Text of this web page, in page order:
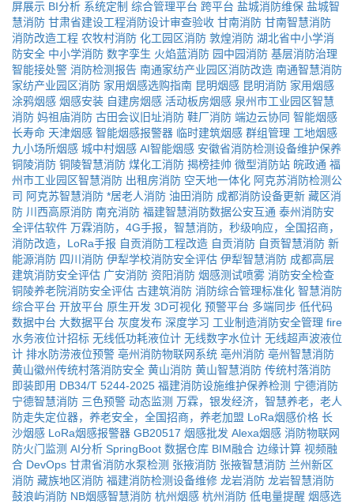
屏展示 BI分析 系统定制 综合管理平台 跨平台 盐城消防维保 盐城智
慧消防 甘肃省建设工程消防设计审查验收 甘南消防 甘南智慧消防
消防改造工程 农牧村消防 化工园区消防 敦煌消防 湖北省中小学消
防安全 中小学消防 数字孪生 火焰蓝消防 园中园消防 基层消防治理
智能接处警 消防检测报告 南通家纺产业园区消防改造 南通智慧消防
家纺产业园区消防 家用烟感选购指南 昆明烟感 昆明消防 家用烟感
涂鸦烟感 烟感安装 自建房烟感 活动板房烟感 泉州市工业园区智慧
消防 妈祖庙消防 古田会议旧址消防 鞋厂消防 端边云协同 智能烟感
长寿命 天津烟感 智能烟感报警器 临时建筑烟感 群组管理 工地烟感
九小场所烟感 城中村烟感 AI智能烟感 安徽省消防检测设备维护保养
铜陵消防 铜陵智慧消防 煤化工消防 揭榜挂帅 微型消防站 皖政通 福
州市工业园区智慧消防 出租房消防 空天地一体化 阿克苏消防检测公
司 阿克苏智慧消防 *居老人消防 油田消防 成都消防设备更新 藏区消
防 川西高原消防 南充消防 福建智慧消防数据公安互通 泰州消防安
全评估软件 万霖消防，4G手报，智慧消防，秒级响应，全国招商，
消防改造，LoRa手报 自贡消防工程改造 自贡消防 自贡智慧消防 新
能源消防 四川消防 伊犁学校消防安全评估 伊犁智慧消防 成都高层
建筑消防安全评估 广安消防 资阳消防 烟感测试喷雾 消防安全检查
铜陵养老院消防安全评估 古建筑消防 消防综合管理标准化 智慧消防
综合平台 开放平台 原生开发 3D可视化 预警平台 多端同步 低代码
数据中台 大数据平台 灰度发布 深度学习 工业制造消防安全管理 fire
水务液位计招标 无线低功耗液位计 无线数字水位计 无线超声波液位
计 排水防涝液位预警 亳州消防物联网系统 亳州消防 亳州智慧消防
黄山徽州传统村落消防安全 黄山消防 黄山智慧消防 传统村落消防
即装即用 DB34/T 5244-2025 福建消防设施维护保养检测 宁德消防
宁德智慧消防 三色预警 动态监测 万霖，银发经济，智慧养老，老人
防走失定位器，养老安全，全国招商，养老加盟 LoRa烟感价格 长
沙烟感 LoRa烟感报警器 GB20517 烟感批发 Alexa烟感 消防物联网
防火门监测 AI分析 SpringBoot 数据仓库 BIM融合 边缘计算 视频融
合 DevOps 甘肃省消防水泵检测 张掖消防 张掖智慧消防 兰州新区
消防 藏族地区消防 福建消防检测设备维修 龙岩消防 龙岩智慧消防
鼓浪屿消防 NB烟感智慧消防 杭州烟感 杭州消防 低电量提醒 烟感选